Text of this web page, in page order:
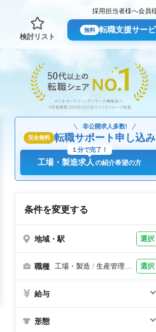
検討リスト
採用担当者様へ会員
無料 転職支援サー
完全無料
非公開求人多数!
転職サポート申し込み
工場・製造求人 の紹介希望の方
１分で完了！
条件を変更する
地域・駅 選択
職種 工場・製造 / 生産管理・
選択
給与
形態